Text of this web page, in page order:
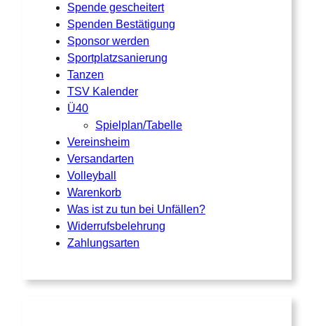
Spende gescheitert
Spenden Bestätigung
Sponsor werden
Sportplatzsanierung
Tanzen
TSV Kalender
Ü40
Spielplan/Tabelle
Vereinsheim
Versandarten
Volleyball
Warenkorb
Was ist zu tun bei Unfällen?
Widerrufsbelehrung
Zahlungsarten